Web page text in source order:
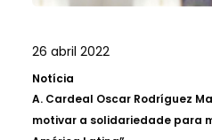
26 abril 2022
Notícia
A. Cardeal Oscar Rodríguez
motivar a solidariedade para